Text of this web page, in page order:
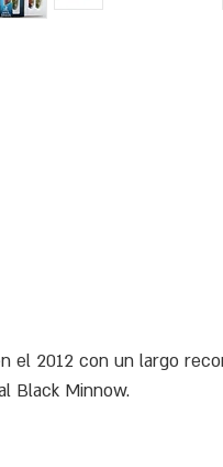
el 2012 con un largo
Black Minnow.